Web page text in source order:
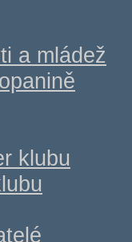
a mládež
klubu